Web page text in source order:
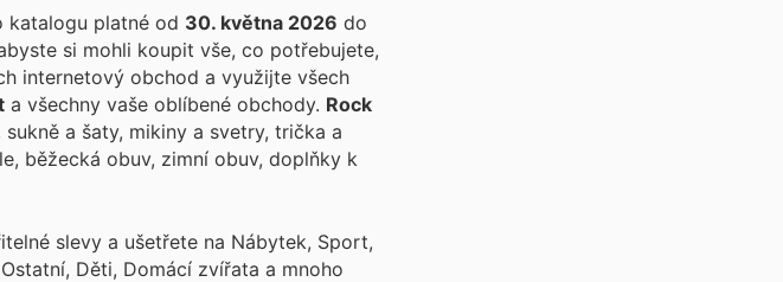
katalogu platné od 30. května 2026 do
si mohli koupit vše, co potřebujete,
internetový obchod a využijte všech
a všechny vaše oblíbené obchody. Rock
a šaty, mikiny a svetry, trička a
běžecká obuv, zimní obuv, doplňky k
slevy a ušetřete na Nábytek, Sport,
Děti, Domácí zvířata a mnoho